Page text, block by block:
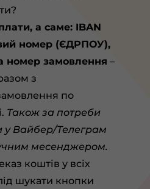
а саме: IBAN
номер (ЄДРПОУ),
номер замовлення –
з
по
Також за потреби
у Вайбер/Телеграм
месенджером.
коштів у всіх
шукати кнопки